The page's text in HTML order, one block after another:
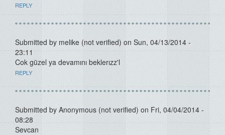
REPLY
Submitted by melike (not verified) on Sun, 04/13/2014 -
23:11
Cok güzel ya devamını beklerızz'l
REPLY
Submitted by Anonymous (not verified) on Fri, 04/04/2014 -
08:28
Sevcan